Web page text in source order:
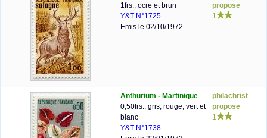
1frs., ocre et brun
Y&T N°1725
Emis le 02/10/1972
propose
1
Anthurium - Martinique
0,50frs., gris, rouge, vert et
blanc
Y&T N°1738
philachrist
propose
1